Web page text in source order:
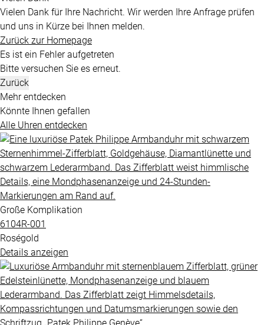
Vielen Dank für Ihre Nachricht. Wir werden Ihre Anfrage prüfen
und uns in Kürze bei Ihnen melden.
Zurück zur Homepage
Es ist ein Fehler aufgetreten
Bitte versuchen Sie es erneut.
Zurück
Mehr entdecken
Könnte Ihnen gefallen
Alle Uhren entdecken
Große Komplikation
6104R​-001
Roségold
Details anzeigen